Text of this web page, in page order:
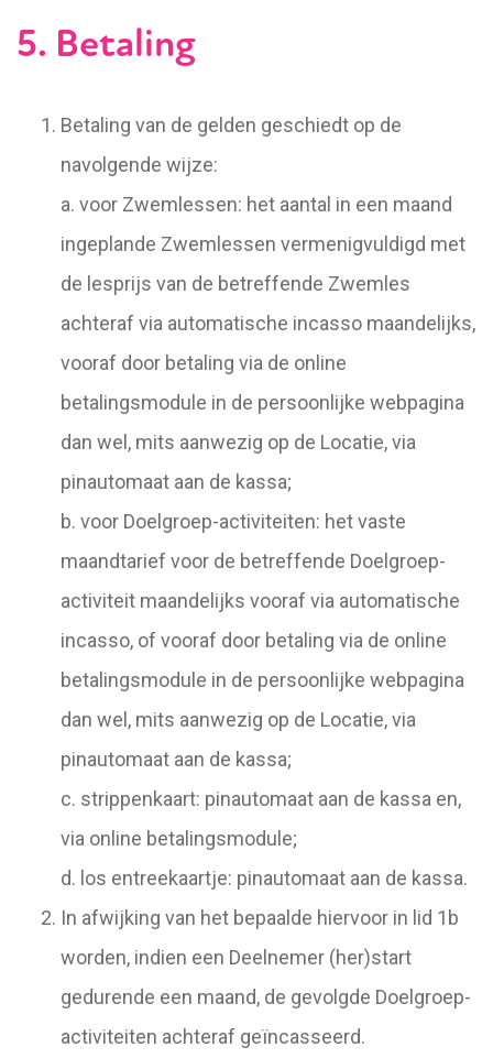
5. Betaling
Betaling van de gelden geschiedt op de
navolgende wijze:
a. voor Zwemlessen: het aantal in een maand
ingeplande Zwemlessen vermenigvuldigd met
de lesprijs van de betreffende Zwemles
achteraf via automatische incasso maandelijks,
vooraf door betaling via de online
betalingsmodule in de persoonlijke webpagina
dan wel, mits aanwezig op de Locatie, via
pinautomaat aan de kassa;
b. voor Doelgroep-activiteiten: het vaste
maandtarief voor de betreffende Doelgroep-
activiteit maandelijks vooraf via automatische
incasso, of vooraf door betaling via de online
betalingsmodule in de persoonlijke webpagina
dan wel, mits aanwezig op de Locatie, via
pinautomaat aan de kassa;
c. strippenkaart: pinautomaat aan de kassa en,
via online betalingsmodule;
d. los entreekaartje: pinautomaat aan de kassa.
In afwijking van het bepaalde hiervoor in lid 1b
worden, indien een Deelnemer (her)start
gedurende een maand, de gevolgde Doelgroep-
activiteiten achteraf geïncasseerd.